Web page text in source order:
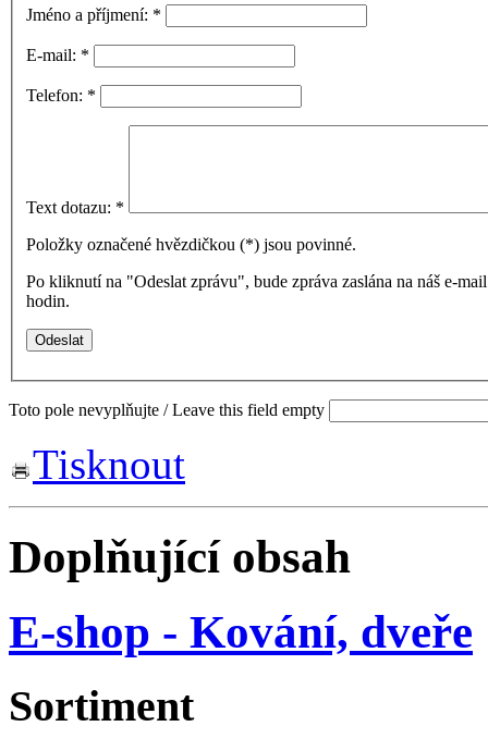
Jméno a příjmení: *
E-mail: *
Telefon: *
Text dotazu: *
Položky označené hvězdičkou (*) jsou povinné.
Po kliknutí na "Odeslat zprávu", bude zpráva zaslána na náš e-
hodin.
Toto pole nevyplňujte / Leave this field empty
Tisknout
Doplňující obsah
E-shop - Kování, dveře
Sortiment